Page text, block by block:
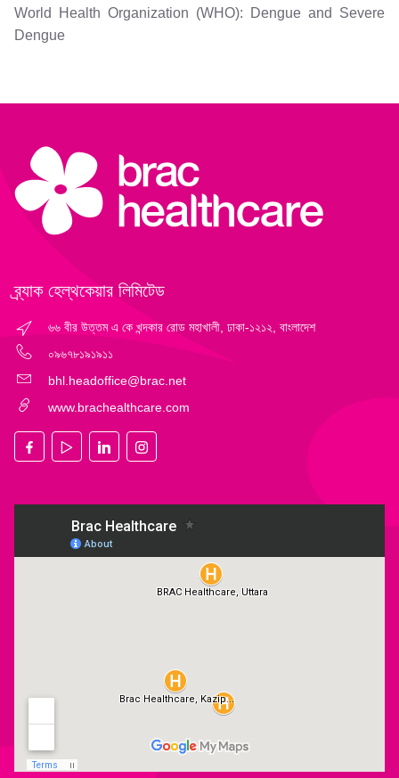
World Health Organization (WHO): Dengue and Severe
Dengue
ব্র্যাক হেল্‌থকেয়ার লিমিটেড
৬৬ বীর উত্তম এ কে খন্দকার রোড মহাখালী, ঢাকা-১২১২, বাংলাদেশ
০৯৬৭৮১৯১৯১১
bhl.headoffice@brac.net
www.brachealthcare.com